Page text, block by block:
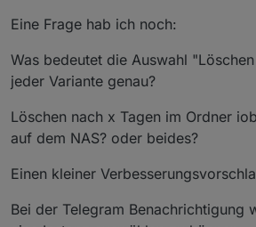
Eine Frage hab ich noch:
Was bedeutet die Auswahl
jeder Variante genau?
Löschen nach x Tagen im Ordner
auf dem NAS? oder beides?
Einen kleiner
Bei der Telegram Benachrichtigung